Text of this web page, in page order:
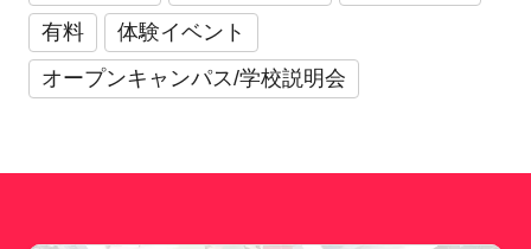
有料
体験イベント
オープンキャンパス/学校説明会